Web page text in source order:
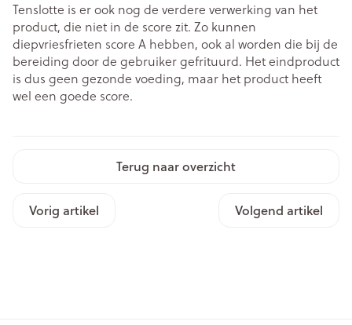
Tenslotte is er ook nog de verdere verwerking van het
product, die niet in de score zit. Zo kunnen
diepvriesfrieten score A hebben, ook al worden die bij de
bereiding door de gebruiker gefrituurd. Het eindproduct
is dus geen gezonde voeding, maar het product heeft
wel een goede score.
Terug naar overzicht
Vorig artikel Volgend artikel